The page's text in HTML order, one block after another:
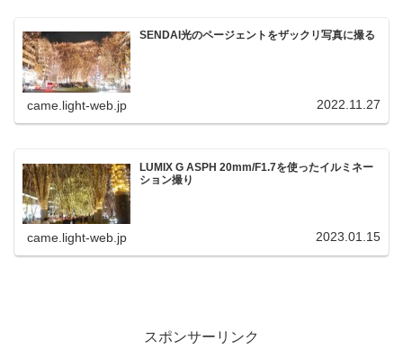
SENDAI光のページェントをザックリ写真に撮る
came.light-web.jp 2022.11.27
LUMIX G ASPH 20mm/F1.7を使ったイルミネー
ション撮り
came.light-web.jp 2023.01.15
スポンサーリンク